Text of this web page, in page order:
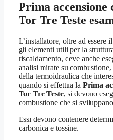
Prima
Tor Tre Teste
L’installatore, oltre ad essere
gli elementi utili per la
riscaldamento, deve anche
analisi mirate su
della termoidraulica che
quando si effettua la Prima
Tor Tre Teste, si devono
combustione che si
Essi devono contenere
carbonica e tossine.